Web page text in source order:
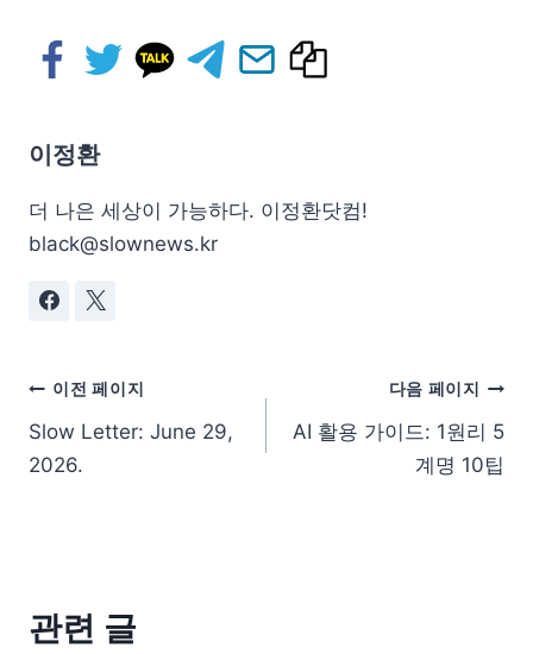
이정환
더 나은 세상이 가능하다. 이정환닷컴!
black@slownews.kr
이전 페이지
Slow Letter: June 29,
2026.
다음 페이지
AI 활용 가이드: 1원리 5
계명 10팁
관련 글